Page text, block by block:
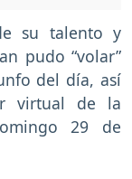
su talento y
pudo “volar”
del día, así
virtual de la
29 de